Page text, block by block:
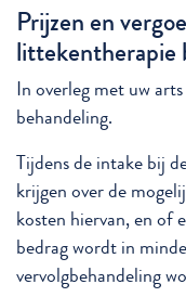
Prijzen en
littekentherapie
In overleg met uw
behandeling.
Tijdens de intake bij
krijgen over de
kosten hiervan, en of
bedrag wordt in
vervolgbehandeling